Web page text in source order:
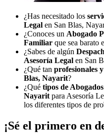
¿Has necesitado los
Legal en San Blas,
¿Conoces un Abogado
Familiar que sea barato
¿Sabes de algún
Asesoría Legal en San
¿Qué tan profesionales
Blas, Nayarit?
¿Qué tipos de Abogados
Nayarit para Asesoría
los diferentes tipos de
¡Sé el primero en